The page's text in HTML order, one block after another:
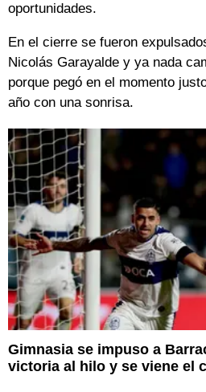
oportunidades.
En el cierre se fueron
Nicolás Garayalde y ya nada
porque pegó en el momento
año con una sonrisa.
Gimnasia se impuso a
victoria al hilo y se viene el